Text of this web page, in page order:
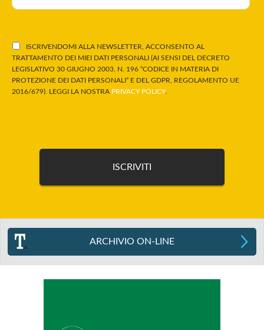
ISCRIVENDOMI ALLA NEWSLETTER, ACCONSENTO AL
TRATTAMENTO DEI MIEI DATI PERSONALI (AI SENSI DEL DECRETO
LEGISLATIVO 30 GIUGNO 2003, N. 196 “CODICE IN MATERIA DI
PROTEZIONE DEI DATI PERSONALI” E DEL GDPR, REGOLAMENTO UE
2016/679). LEGGI LA NOSTRA PRIVACY POLICY.
ARCHIVIO ON-LINE